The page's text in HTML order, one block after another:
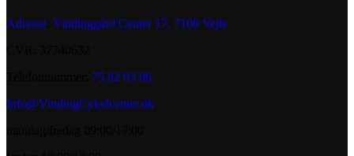
Adresse Vindinggård Center 17, 7100 Vejle
75 82 03 06
Info@VindingCykelcenter.dk